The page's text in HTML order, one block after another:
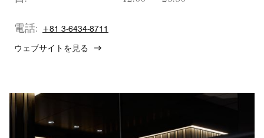
電話: +81 3-6434-8711
ウェブサイトを見る